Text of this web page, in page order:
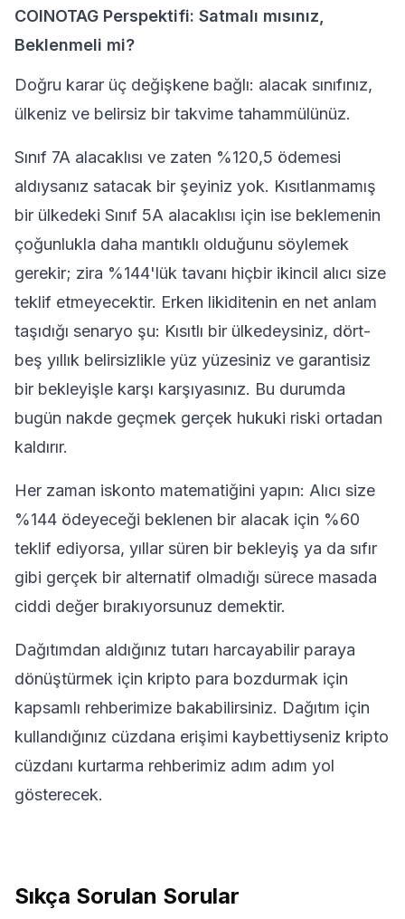
COINOTAG Perspektifi: Satmalı mısınız,
Beklenmeli mi?
Doğru karar üç değişkene bağlı: alacak sınıfınız,
ülkeniz ve belirsiz bir takvime tahammülünüz.
Sınıf 7A alacaklısı ve zaten %120,5 ödemesi
aldıysanız satacak bir şeyiniz yok. Kısıtlanmamış
bir ülkedeki Sınıf 5A alacaklısı için ise beklemenin
çoğunlukla daha mantıklı olduğunu söylemek
gerekir; zira %144'lük tavanı hiçbir ikincil alıcı size
teklif etmeyecektir. Erken likiditenin en net anlam
taşıdığı senaryo şu: Kısıtlı bir ülkedeysiniz, dört-
beş yıllık belirsizlikle yüz yüzesiniz ve garantisiz
bir bekleyişle karşı karşıyasınız. Bu durumda
bugün nakde geçmek gerçek hukuki riski ortadan
kaldırır.
Her zaman iskonto matematiğini yapın: Alıcı size
%144 ödeyeceği beklenen bir alacak için %60
teklif ediyorsa, yıllar süren bir bekleyiş ya da sıfır
gibi gerçek bir alternatif olmadığı sürece masada
ciddi değer bırakıyorsunuz demektir.
Dağıtımdan aldığınız tutarı harcayabilir paraya
dönüştürmek için kripto para bozdurmak için
kapsamlı rehberimize bakabilirsiniz. Dağıtım için
kullandığınız cüzdana erişimi kaybettiyseniz kripto
cüzdanı kurtarma rehberimiz adım adım yol
gösterecek.
Sıkça Sorulan Sorular